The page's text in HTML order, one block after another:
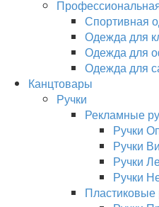
Спортивная
Одежда для
Одежда для
Одежда для
Канцтовары
Ручки
Рекламные
Ручки
Ручки
Ручки
Ручки
Пластиковые